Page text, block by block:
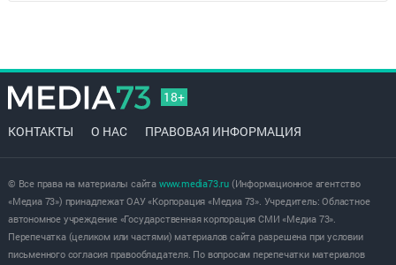
18+
КОНТАКТЫ О НАС ПРАВОВАЯ ИНФОРМАЦИЯ
© Все права на материалы сайта www.media73.ru(Информационное агентство
«Медиа 73») принадлежат ОАУ «Корпорация «Медиа 73». Учредитель: Областное
автономное учреждение «Государственная корпорация СМИ «Медиа 73».
Перепечатка (целиком или частями) материалов сайта разрешена при условии
письменного согласия правообладателя. По вопросам перепечатки материалов